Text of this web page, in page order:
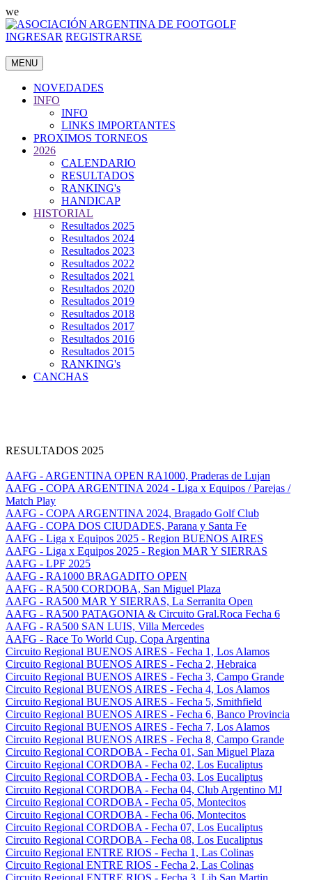
we
INGRESAR REGISTRARSE
MENU
NOVEDADES
INFO
INFO
LINKS IMPORTANTES
PROXIMOS TORNEOS
2026
CALENDARIO
RESULTADOS
RANKING's
HANDICAP
HISTORIAL
Resultados 2025
Resultados 2024
Resultados 2023
Resultados 2022
Resultados 2021
Resultados 2020
Resultados 2019
Resultados 2018
Resultados 2017
Resultados 2016
Resultados 2015
RANKING's
CANCHAS
RESULTADOS 2025
AAFG - ARGENTINA OPEN RA1000, Praderas de Lujan
AAFG - COPA ARGENTINA 2024 - Liga x Equipos / Parejas /
Match Play
AAFG - COPA ARGENTINA 2024, Bragado Golf Club
AAFG - COPA DOS CIUDADES, Parana y Santa Fe
AAFG - Liga x Equipos 2025 - Region BUENOS AIRES
AAFG - Liga x Equipos 2025 - Region MAR Y SIERRAS
AAFG - LPF 2025
AAFG - RA1000 BRAGADITO OPEN
AAFG - RA500 CORDOBA, San Miguel Plaza
AAFG - RA500 MAR Y SIERRAS, La Serranita Open
AAFG - RA500 PATAGONIA & Circuito Gral.Roca Fecha 6
AAFG - RA500 SAN LUIS, Villa Mercedes
AAFG - Race To World Cup, Copa Argentina
Circuito Regional BUENOS AIRES - Fecha 1, Los Alamos
Circuito Regional BUENOS AIRES - Fecha 2, Hebraica
Circuito Regional BUENOS AIRES - Fecha 3, Campo Grande
Circuito Regional BUENOS AIRES - Fecha 4, Los Alamos
Circuito Regional BUENOS AIRES - Fecha 5, Smithfield
Circuito Regional BUENOS AIRES - Fecha 6, Banco Provincia
Circuito Regional BUENOS AIRES - Fecha 7, Los Alamos
Circuito Regional BUENOS AIRES - Fecha 8, Campo Grande
Circuito Regional CORDOBA - Fecha 01, San Miguel Plaza
Circuito Regional CORDOBA - Fecha 02, Los Eucaliptus
Circuito Regional CORDOBA - Fecha 03, Los Eucaliptus
Circuito Regional CORDOBA - Fecha 04, Club Argentino MJ
Circuito Regional CORDOBA - Fecha 05, Montecitos
Circuito Regional CORDOBA - Fecha 06, Montecitos
Circuito Regional CORDOBA - Fecha 07, Los Eucaliptus
Circuito Regional CORDOBA - Fecha 08, Los Eucaliptus
Circuito Regional ENTRE RIOS - Fecha 1, Las Colinas
Circuito Regional ENTRE RIOS - Fecha 2, Las Colinas
Circuito Regional ENTRE RIOS - Fecha 3, Lib.San Martin